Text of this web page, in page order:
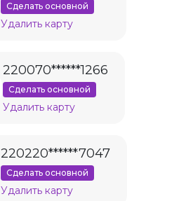
Сделать основной
Удалить карту
220070******1266
Сделать основной
Удалить карту
220220******7047
Сделать основной
Удалить карту